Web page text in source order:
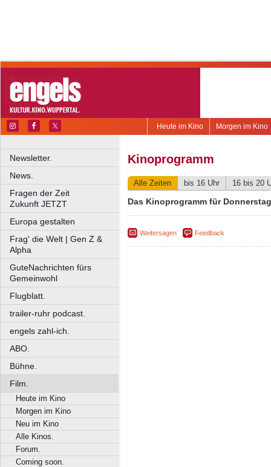
Morgen im Kino
Heute im Kino
Newsletter.
News.
Fragen der Zeit
Zukunft JETZT
Europa gestalten
Frag' die Welt | Gen Z &
Alpha
GuteNachrichten fürs
Gemeinwohl
Flugblatt.
trailer-ruhr podcast.
engels zahl-ich.
ABO.
Bühne.
Film.
Heute im Kino
Morgen im Kino
Neu im Kino
Alle Kinos.
Forum.
Coming soon.
Kinoprogramm
Alle Zeiten bis 16 Uhr 16 bis 20
Das Kinoprogramm für
Weitersagen Feedback